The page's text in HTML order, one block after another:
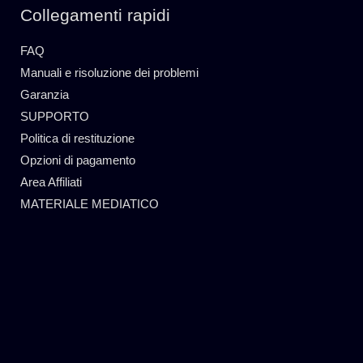
Collegamenti rapidi
FAQ
Manuali e risoluzione dei problemi
Garanzia
SUPPORTO
Politica di restituzione
Opzioni di pagamento
Area Affiliati
MATERIALE MEDIATICO